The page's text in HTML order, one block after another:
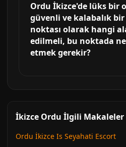
Ordu İkizce'de lüks bir
güvenli ve kalabalık
noktası olarak hangi
edilmeli, bu noktada
etmek gerekir?
İkizce Ordu İlgili Makaleler
Ordu İkizce Is Seyahati Escort